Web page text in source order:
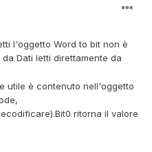
l'oggetto Word to bit non è
Dati letti direttamente da
utile è contenuto nell'oggetto
ritorna il valore